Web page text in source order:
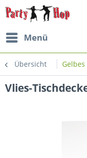
Menü
Übersicht
Vlies-